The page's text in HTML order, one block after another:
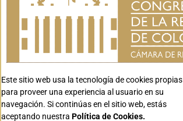
Instagram_@CamaraColombia
X_@CamaraColombia
Youtube_@CamaraColombia
Youtube_@CanalCongreso
Este sitio web usa la tecnología de cookies propias
para proveer una experiencia al usuario en su
navegación. Si continúas en el sitio web, estás
aceptando nuestra Política de Cookies.